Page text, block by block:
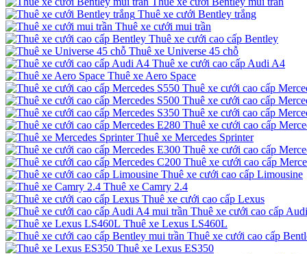
Thuê xe cưới Bentley trắng
Thuê xe cưới mui trần
Thuê xe cưới cao cấp Bentley
Thuê xe Universe 45 chỗ
Thuê xe cưới cao cấp Audi A4
Thuê xe Aero Space
Thuê xe cưới cao cấp
Thuê xe cưới cao cấp
Thuê xe cưới cao cấp
Thuê xe cưới cao cấp
Thuê xe Mercedes Sprinter
Thuê xe cưới cao cấp
Thuê xe cưới cao cấp
Thuê xe cưới cao cấp Limousine
Thuê xe Camry 2.4
Thuê xe cưới cao cấp Lexus
Thuê xe cưới cao cấp
Thuê xe Lexus LS460L
Thuê xe cưới cao cấp
Thuê xe Lexus ES350